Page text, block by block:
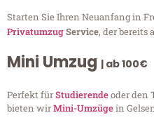
Starten Sie Ihren Neuanfang in
PrivatumzugService, der bereits
Mini Umzug | ab 100€
Perfekt fürStudierendeoder den
bieten wirMini-Umzügein